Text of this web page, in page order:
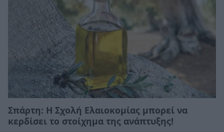
Σπάρτη: Η Σχολή Ελαιοκομίας μπορεί να
κερδίσει το στοίχημα της ανάπτυξης!